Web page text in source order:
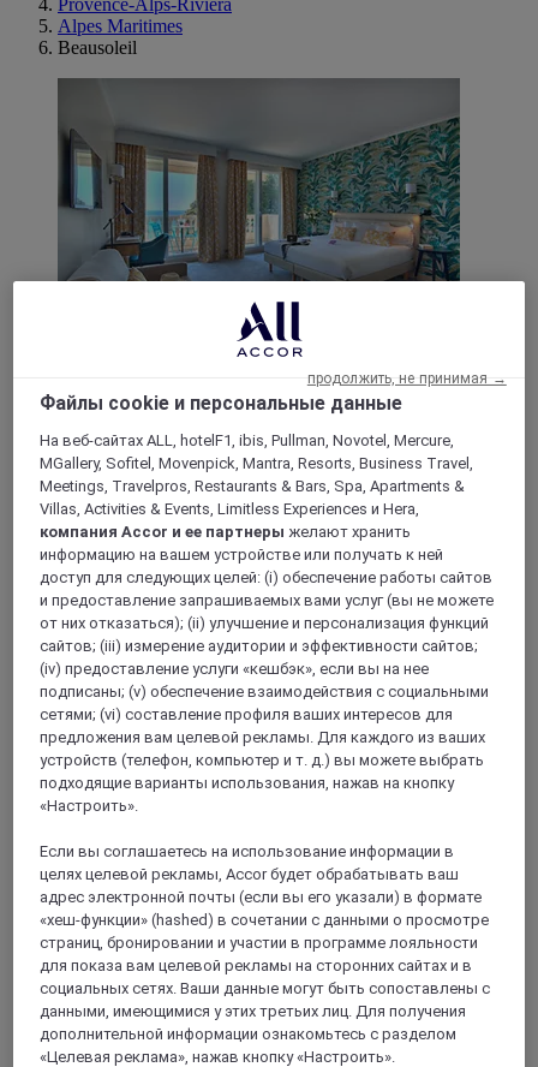
Provence-Alps-Riviera
Alpes Maritimes
Beausoleil
Mercure Ницца Марше-о-Флёр
Отель Mercure Ницца Марше-о-Флёр расположен в
прекрасном месте на Английской набережной в Старой
Ницце, на берегу Средиземного моря. Этот 4-
звездочный отель, в котором 50 номеров и 1 апартамент,
находится в 20 минутах езды на трамвае от аэропорта
или железнодорожного вокзала. Он находится рядом с
цветочным рынком Кур-Салея и поэтому станет
идеальной отправной точкой для знакомства с
историческим Старым городом или отдыха на пляже.
Добро пожаловать на Французскую Ривьеру!
4,3/5Rated 4,3 of 5
НИЦЦА, Франция
Mercure Ницца Центр Гримальди
Файлы cookie и персональные данные
На веб-сайтах ALL, hotelF1, ibis, Pullman, Novotel, Mercure,
MGallery, Sofitel, Movenpick, Mantra, Resorts, Business Travel,
Meetings, Travelpros, Restaurants & Bars, Spa, Apartments &
Villas, Activities & Events, Limitless Experiences и Hera,
компания Accor и ее партнеры желают хранить
информацию на вашем устройстве или получать к ней
доступ для следующих целей: (i) обеспечение работы сайтов
и предоставление запрашиваемых вами услуг (вы не можете
от них отказаться); (ii) улучшение и персонализация функций
сайтов; (iii) измерение аудитории и эффективности сайтов;
(iv) предоставление услуги «кешбэк», если вы на нее
подписаны; (v) обеспечение взаимодействия с социальными
сетями; (vi) составление профиля ваших интересов для
предложения вам целевой рекламы. Для каждого из ваших
устройств (телефон, компьютер и т. д.) вы можете выбрать
подходящие варианты использования, нажав на кнопку
«Настроить».
Если вы соглашаетесь на использование информации в
целях целевой рекламы, Accor будет обрабатывать ваш
адрес электронной почты (если вы его указали) в формате
«хеш-функции» (hashed) в сочетании с данными о просмотре
страниц, бронировании и участии в программе лояльности
для показа вам целевой рекламы на сторонних сайтах и в
социальных сетях. Ваши данные могут быть сопоставлены с
данными, имеющимися у этих третьих лиц. Для получения
дополнительной информации ознакомьтесь с разделом
«Целевая реклама», нажав кнопку «Настроить».
продолжить, не принимая →